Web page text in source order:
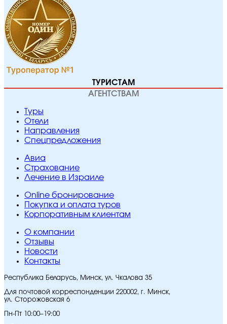
ТУРИСТАМ
АГЕНТСТВАМ
Туры
Отели
Направления
Спецпредложения
Авиа
Страхование
Лечение в Израиле
Online бронирование
Покупка и оплата туров
Корпоративным клиентам
O компании
Отзывы
Новости
Контакты
Республика Беларусь, Минск, ул. Чкалова 35
Для почтовой корреспонденции 220002, г. Минск,
ул. Сторожовская 6
Пн-Пт 10:00–19:00